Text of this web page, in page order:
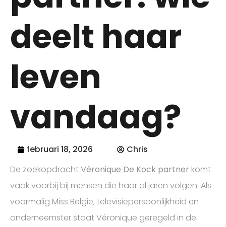
deelt haar
leven
vandaag?
februari 18, 2026
Chris
De zoekopdrachtVéronique De Kock partner komt
vaak voorbij bij mensen die haar al jaren volgen. Als
voormalig Miss België, televisiepersoonlijkheid en
onderneemster staat Véronique geregeld in de